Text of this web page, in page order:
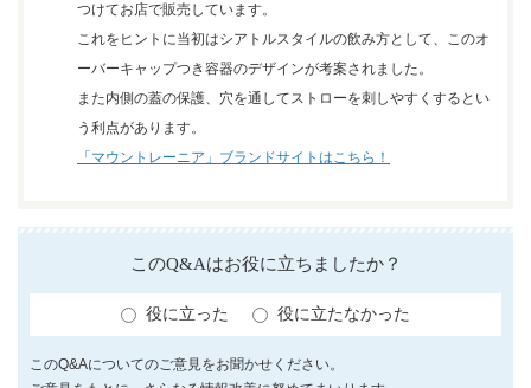
つけてお店で販売しています。
これをヒントに当初はシアトルスタイルの飲み方として、このオ
ーバーキャップつき容器のデザインが考案されました。
また内側の蓋の保護、穴を通してストローを刺しやすくするとい
う利点があります。
「マウントレーニア」ブランドサイトはこちら！
このQ&Aはお役に立ちましたか？
役に立った 役に立たなかった
このQ&Aについてのご意見をお聞かせください。